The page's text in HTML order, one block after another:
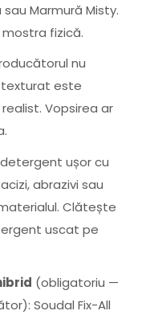
Marmură Misty.
fizică.
nu
este
Vopsirea ar
ușor cu
abrazivi sau
Clătește
uscat pe
(obligatoriu —
Soudal Fix-All